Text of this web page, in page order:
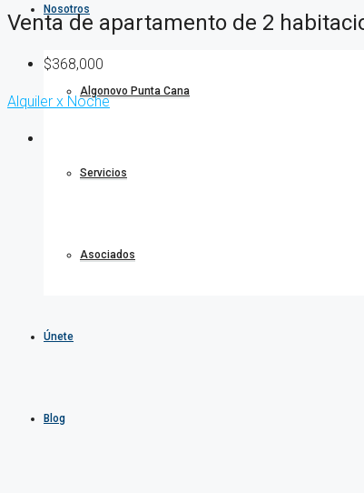
Nosotros
Algonovo Punta Cana
Servicios
Asociados
Únete
Blog
Venta de apartamento de 2
$368,000
Alquiler x Noche